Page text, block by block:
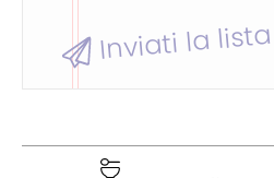
Inviati la